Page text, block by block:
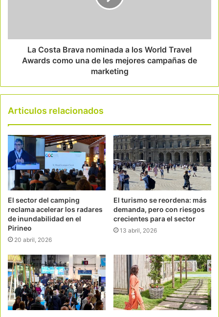
La Costa Brava nominada a los World Travel
Awards como una de les mejores campañas de
marketing
Articulos relacionados
El sector del camping
reclama acelerar los radares
de inundabilidad en el
Pirineo
20 abril, 2026
El turismo se reordena: más
demanda, pero con riesgos
crecientes para el sector
13 abril, 2026